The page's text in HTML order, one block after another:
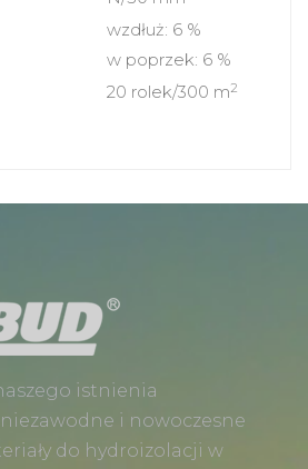
wzdłuż: 6 %
w poprzek: 6 %
20 rolek/300 m2
istnienia
i nowoczesne
do hydroizolacji w